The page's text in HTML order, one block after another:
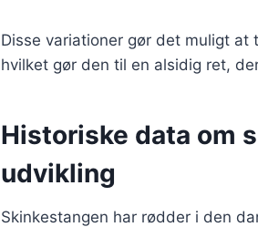
Disse variationer gør det muligt at
hvilket gør den til en alsidig ret,
Historiske data om
udvikling
Skinkestangen har rødder i den